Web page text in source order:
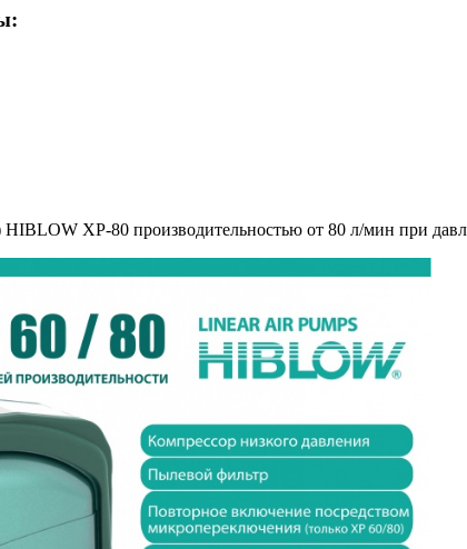
XP-80 производительностью от 80 л/мин при